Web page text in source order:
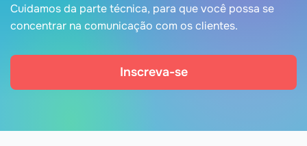
Cuidamos da parte técnica, para que você possa se
concentrar na comunicação com os clientes.
Inscreva-se